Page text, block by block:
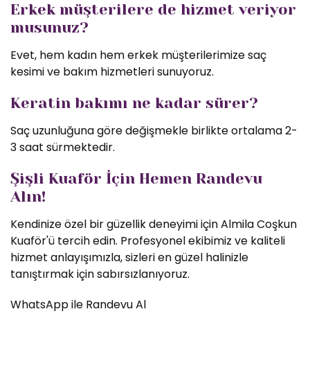
Erkek müşterilere de hizmet veriyor
musunuz?
Evet, hem kadın hem erkek müşterilerimize saç
kesimi ve bakım hizmetleri sunuyoruz.
Keratin bakımı ne kadar sürer?
Saç uzunluğuna göre değişmekle birlikte ortalama 2-
3 saat sürmektedir.
Şişli Kuaför İçin Hemen Randevu
Alın!
Kendinize özel bir güzellik deneyimi için Almila Coşkun
Kuaför'ü tercih edin. Profesyonel ekibimiz ve kaliteli
hizmet anlayışımızla, sizleri en güzel halinizle
tanıştırmak için sabırsızlanıyoruz.
WhatsApp ile Randevu Al